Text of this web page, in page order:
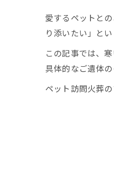
愛するペットと
り添いたい」と
この記事では、
具体的なご遺体
ペット訪問火葬